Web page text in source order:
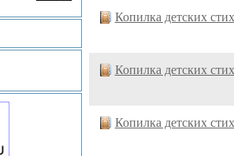
Копилка детских
Копилка детских
Копилка детских